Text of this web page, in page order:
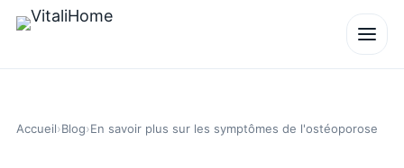
Accueil›Blog›En savoir plus sur les symptômes de l'ostéoporose